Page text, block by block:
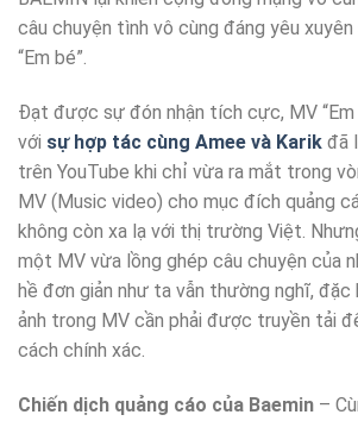
câu chuyện tình vô cùng đáng yêu
“Em bé”.
Đạt được sự đón nhận tích cực, MV “Em
với sự hợp tác cùng Amee và Karik đã
trên YouTube khi chỉ vừa ra mắt trong
MV (Music video) cho mục đích quảng
không còn xa lạ với thị trường Việt.
một MV vừa lồng ghép câu chuyện của
hề đơn giản như ta vẫn thường nghĩ, đặc
ảnh trong MV cần phải được truyền tải
cách chính xác.
Chiến dịch quảng cáo của Baemin –